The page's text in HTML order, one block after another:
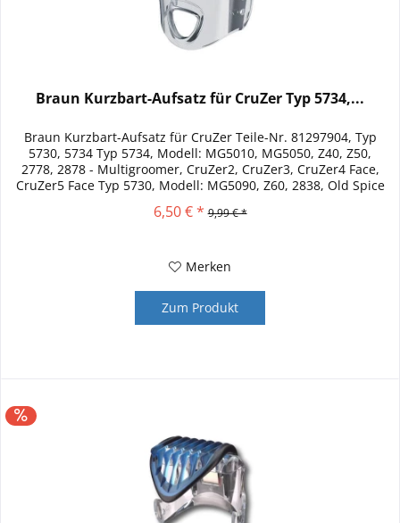
Braun Kurzbart-Aufsatz für CruZer Typ 5734,...
Braun Kurzbart-Aufsatz für CruZer Teile-Nr. 81297904, Typ
5730, 5734 Typ 5734, Modell: MG5010, MG5050, Z40, Z50,
2778, 2878 - Multigroomer, CruZer2, CruZer3, CruZer4 Face,
CruZer5 Face Typ 5730, Modell: MG5090, Z60, 2838, Old Spice
6,50 € * 9,99 € *
Merken
Zum Produkt